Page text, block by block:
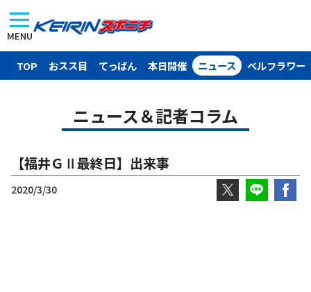
MENU
TOP おスス目 てっぱん 本日開催 ニュース ベルフラワー
ニュース＆記者コラム
【福井ＧⅡ最終日】出来事
2020/3/30